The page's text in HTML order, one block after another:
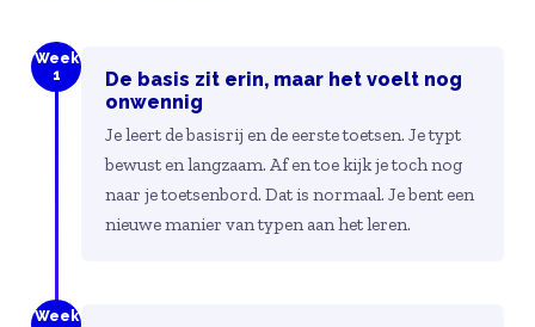
Week
1
De basis zit erin, maar het voelt nog
onwennig
Je leert de basisrij en de eerste toetsen. Je typt
bewust en langzaam. Af en toe kijk je toch nog
naar je toetsenbord. Dat is normaal. Je bent een
nieuwe manier van typen aan het leren.
Week